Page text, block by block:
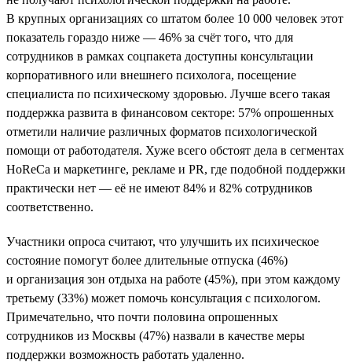
В крупных организациях со штатом более 10 000 человек этот
показатель гораздо ниже — 46% за счёт того, что для
сотрудников в рамках соцпакета доступны консультации
корпоративного или внешнего психолога, посещение
специалиста по психическому здоровью. Лучше всего такая
поддержка развита в финансовом секторе: 57% опрошенных
отметили наличие различных форматов психологической
помощи от работодателя. Хуже всего обстоят дела в сегментах
HoReCa и маркетинге, рекламе и PR, где подобной поддержки
практически нет — её не имеют 84% и 82% сотрудников
соответственно.
Участники опроса считают, что улучшить их психическое
состояние помогут более длительные отпуска (46%)
и организация зон отдыха на работе (45%), при этом каждому
третьему (33%) может помочь консультация с психологом.
Примечательно, что почти половина опрошенных
сотрудников из Москвы (47%) назвали в качестве меры
поддержки возможность работать удаленно.